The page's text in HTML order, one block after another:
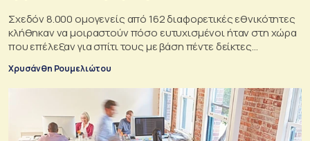
Σχεδόν 8.000 ομογενείς από 162 διαφορετικές εθνικότητες
κλήθηκαν να μοιραστούν πόσο ευτυχισμένοι ήταν στη χώρα
που επέλεξαν για σπίτι τους με βάση πέντε δείκτες…
Χρυσάνθη Ρουμελιώτου